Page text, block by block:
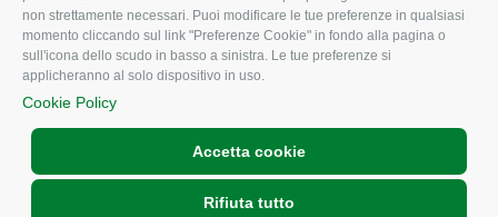
non strettamente necessari. Puoi modificare le tue preferenze in qualsiasi
momento cliccando sul link "Preferenze Cookie" in fondo alla pagina o
sull'icona dello scudo in basso a sinistra. Le tue preferenze si
applicheranno al solo dispositivo in uso.
Cookie Policy
Accetta cookie
Rifiuta tutto
Iscrizione Newsletter
Newsletter